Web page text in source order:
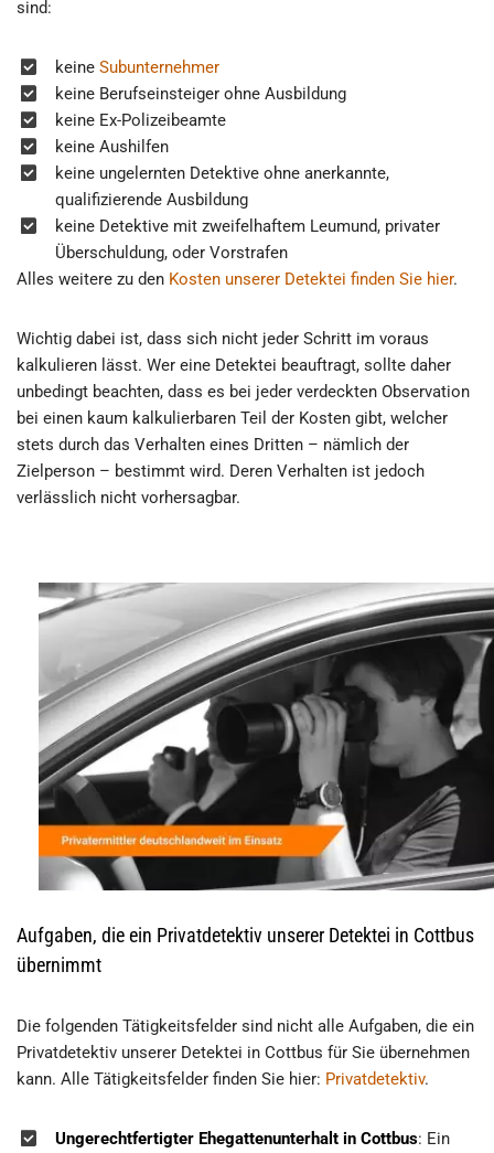
sind:
keine Subunternehmer
keine Berufseinsteiger ohne Ausbildung
keine Ex-Polizeibeamte
keine Aushilfen
keine ungelernten Detektive ohne anerkannte,
qualifizierende Ausbildung
keine Detektive mit zweifelhaftem Leumund, privater
Überschuldung, oder Vorstrafen
Alles weitere zu den Kosten unserer Detektei finden Sie hier.
Wichtig dabei ist, dass sich nicht jeder Schritt im voraus
kalkulieren lässt. Wer eine Detektei beauftragt, sollte daher
unbedingt beachten, dass es bei jeder verdeckten Observation
bei einen kaum kalkulierbaren Teil der Kosten gibt, welcher
stets durch das Verhalten eines Dritten – nämlich der
Zielperson – bestimmt wird. Deren Verhalten ist jedoch
verlässlich nicht vorhersagbar.
Aufgaben, die ein Privatdetektiv unserer Detektei in Cottbus
übernimmt
Die folgenden Tätigkeitsfelder sind nicht alle Aufgaben, die ein
Privatdetektiv unserer Detektei in Cottbus für Sie übernehmen
kann. Alle Tätigkeitsfelder finden Sie hier: Privatdetektiv.
Ungerechtfertigter Ehegattenunterhalt in Cottbus: Ein